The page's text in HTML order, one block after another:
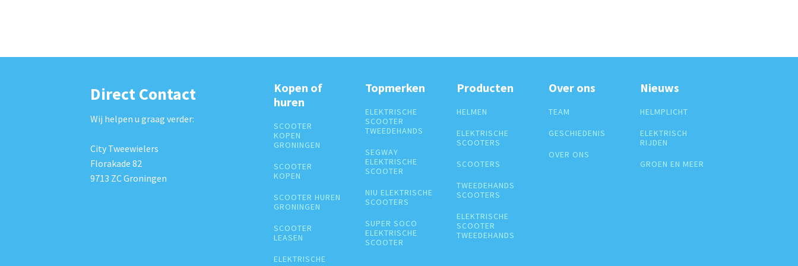
Direct Contact
Wij helpen u graag verder:
City Tweewielers
Florakade 82
9713 ZC Groningen
Kopen of
huren
SCOOTER
KOPEN
GRONINGEN
SCOOTER
KOPEN
SCOOTER HUREN
GRONINGEN
SCOOTER
LEASEN
ELEKTRISCHE
Topmerken
ELEKTRISCHE
SCOOTER
TWEEDEHANDS
SEGWAY
ELEKTRISCHE
SCOOTER
NIU ELEKTRISCHE
SCOOTERS
SUPER SOCO
ELEKTRISCHE
SCOOTER
Producten
HELMEN
ELEKTRISCHE
SCOOTERS
SCOOTERS
TWEEDEHANDS
SCOOTERS
ELEKTRISCHE
SCOOTER
TWEEDEHANDS
Over ons
TEAM
GESCHIEDENIS
OVER ONS
Nieuws
HELMPLICHT
ELEKTRISCH
RIJDEN
GROEN EN MEER